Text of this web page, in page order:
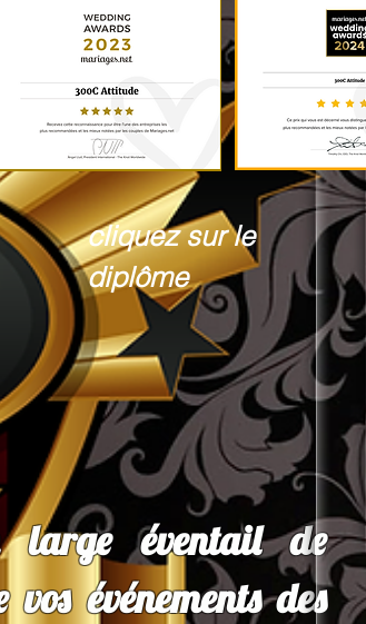
large éventail de
événements des
cliquez sur le
diplôme